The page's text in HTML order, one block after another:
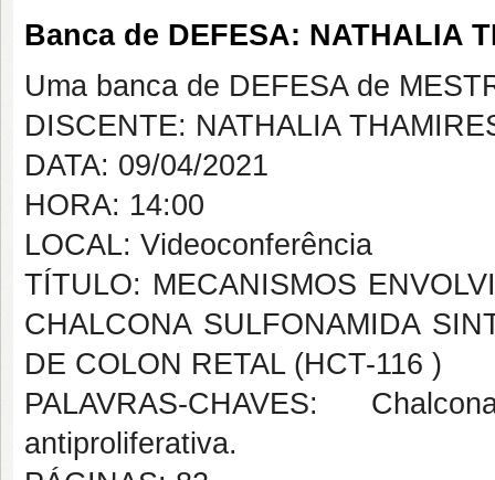
Banca de DEFESA: NATHALIA
Uma banca de DEFESA de
DISCENTE: NATHALIA
DATA: 09/04/2021
HORA: 14:00
LOCAL: Videoconferência
TÍTULO: MECANISMOS
CHALCONA SULFONAMIDA
DE COLON RETAL (HCT-116 )
PALAVRAS-CHAVES:
antiproliferativa.